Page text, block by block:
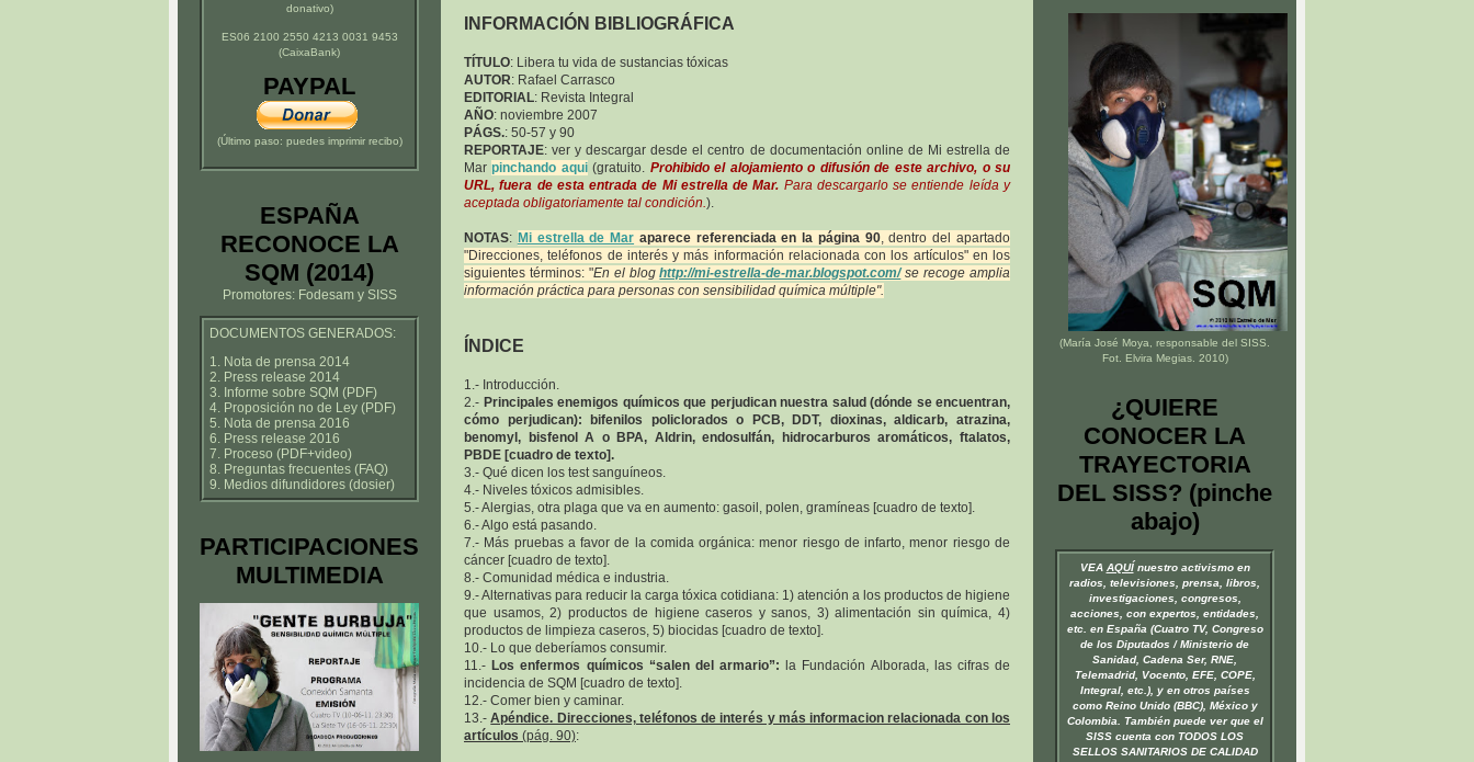
INFORMACIÓN BIBLIOGRÁFICA
TÍTULO: Libera tu vida de sustancias tóxicas
AUTOR: Rafael Carrasco
EDITORIAL: Revista Integral
AÑO: noviembre 2007
PÁGS.: 50-57 y 90
REPORTAJE: ver y descargar desde el centro de documentación online de Mi estrella de
Marpinchando aqui(gratuito. Prohibido el alojamiento o difusión de este archivo, o su
URL, fuera de esta entrada de Mi estrella de Mar. Para descargarlo se entiende leída y
aceptada obligatoriamente tal condición.).
NOTAS: Mi estrella de Mar aparece referenciada en la página 90, dentro del apartado
"Direcciones, teléfonos de interés y más información relacionada con los artículos" en los
siguientes términos: "En el bloghttp://mi-estrella-de-mar.blogspot.com/se recoge amplia
información práctica para personas con sensibilidad química múltiple".
ÍNDICE
1.- Introducción.
2.- Principales enemigos químicos que perjudican nuestra salud (dónde se encuentran,
cómo perjudican):
bifenilos policlorados o PCB, DDT, dioxinas, aldicarb, atrazina,
benomyl, bisfenol A o BPA, Aldrin, endosulfán, hidrocarburos aromáticos, ftalatos,
PBDE [cuadro de texto].
3.- Qué dicen los test sanguíneos.
4.- Niveles tóxicos admisibles.
5.- Alergias, otra plaga que va en aumento: gasoil, polen, gramíneas [cuadro de texto].
6.- Algo está pasando.
7.- Más pruebas a favor de la comida orgánica: menor riesgo de infarto, menor riesgo de
cáncer [cuadro de texto].
8.- Comunidad médica e industria.
9.- Alternativas para reducir la carga tóxica cotidiana: 1) atención a los productos de higiene
que usamos, 2) productos de higiene caseros y sanos, 3) alimentación sin química, 4)
productos de limpieza caseros, 5) biocidas [cuadro de texto].
10.- Lo que deberíamos consumir.
11.- Los enfermos químicos “salen del armario”: la Fundación Alborada, las cifras de
incidencia de SQM [cuadro de texto].
12.- Comer bien y caminar.
13.-Apéndice. Direcciones, teléfonos de interés y más informacion relacionada con los
artículos (pág. 90):
donativo)
ES06 2100 2550 4213 0031 9453
(CaixaBank)
PAYPAL
(Último paso: puedes imprimir recibo)
ESPAÑA
RECONOCE LA
SQM (2014)
Promotores: Fodesam y SISS
DOCUMENTOS GENERADOS:
1. Nota de prensa 2014
2. Press release 2014
3. Informe sobre SQM (PDF)
4. Proposición no de Ley (PDF)
5. Nota de prensa 2016
6. Press release 2016
7. Proceso (PDF+video)
8. Preguntas frecuentes (FAQ)
9. Medios difundidores (dosier)
PARTICIPACIONES
MULTIMEDIA
(María José Moya, responsable del SISS
Fot. Elvira Megias. 2010)
¿QUIERE
CONOCER LA
TRAYECTORIA
DEL SISS? (pinche
abajo)
VEA AQUÍnuestro activismo en
radios, televisiones, prensa, libros,
investigaciones, congresos,
acciones, con expertos, entidades,
etc. en España (Cuatro TV, Congreso
de los Diputados / Ministerio de
Sanidad, Cadena Ser, RNE,
Telemadrid, Vocento, EFE, COPE,
Integral, etc.), y en otros países
como Reino Unido (BBC), México y
Colombia. También puede ver que el
SISS cuenta con TODOS LOS
SELLOS SANITARIOS DE CALIDAD